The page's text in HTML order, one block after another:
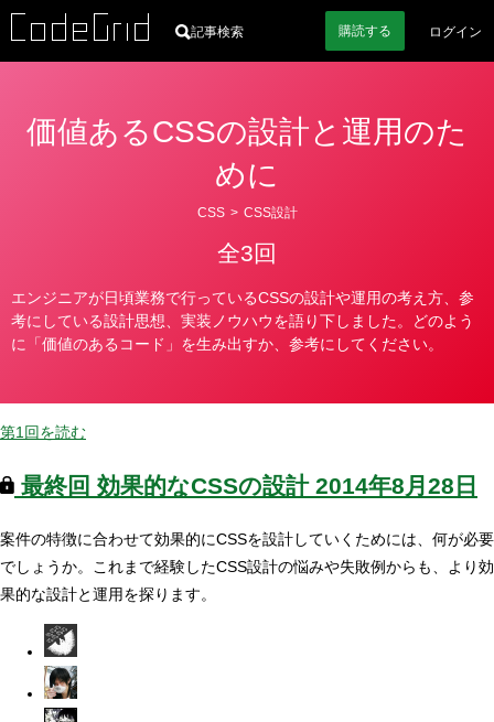
記事検索 購読する ログイン
価値あるCSSの設計と運用のた
めに
ー
CSS > CSS設計
全3回
エンジニアが日頃業務で行っているCSSの設計や運用の考え方、参
考にしている設計思想、実装ノウハウを語り下しました。どのよう
に「価値のあるコード」を生み出すか、参考にしてください。
第1回を読む
最終回 効果的なCSSの設計 2014年8月28日
案件の特徴に合わせて効果的にCSSを設計していくためには、何が必要
でしょうか。これまで経験したCSS設計の悩みや失敗例からも、より効
果的な設計と運用を探ります。